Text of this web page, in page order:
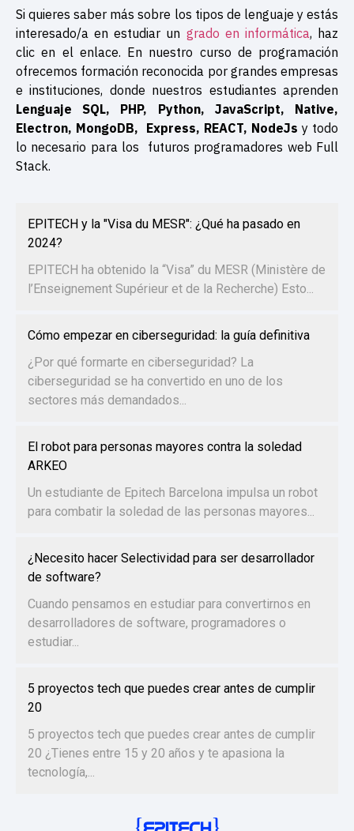
Si quieres saber más sobre los tipos de lenguaje y estás
interesado/a en estudiar un grado en informática, haz
clic en el enlace. En nuestro curso de programación
ofrecemos formación reconocida por grandes empresas
e instituciones, donde nuestros estudiantes aprenden
Lenguaje SQL, PHP, Python, JavaScript, Native,
Electron, MongoDB, Express, REACT, NodeJs y todo
lo necesario para los futuros programadores web Full
Stack.
EPITECH y la "Visa du MESR": ¿Qué ha pasado en
2024?
EPITECH ha obtenido la “Visa” du MESR (Ministère de
l’Enseignement Supérieur et de la Recherche) Esto...
Cómo empezar en ciberseguridad: la guía definitiva
¿Por qué formarte en ciberseguridad? La
ciberseguridad se ha convertido en uno de los
sectores más demandados...
El robot para personas mayores contra la soledad
ARKEO
Un estudiante de Epitech Barcelona impulsa un robot
para combatir la soledad de las personas mayores...
¿Necesito hacer Selectividad para ser desarrollador
de software?
Cuando pensamos en estudiar para convertirnos en
desarrolladores de software, programadores o
estudiar...
5 proyectos tech que puedes crear antes de cumplir
20
5 proyectos tech que puedes crear antes de cumplir
20 ¿Tienes entre 15 y 20 años y te apasiona la
tecnología,...